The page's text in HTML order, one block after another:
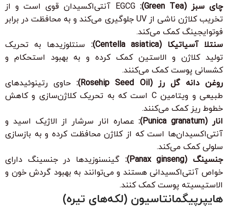
چای سبز (Green Tea):
EGCG آنتی‌اکسیدان قوی است و از
تخریب کلاژن ناشی از UV جلوگیری می‌کند و به محافظت در برابر
فوتوایجینگ کمک می‌کند.
سنتلا آسیاتیکا (Centella asiatica):
سنتلوزیدها به تحریک
تولید کلاژن و الاستین کمک کرده و به بهبود استحکام و
کشسانی پوست کمک می‌کنند.
روغن دانه گل رز (Rosehip Seed Oil):
حاوی رتینوئیدهای
طبیعی و ویتامین C است که به تحریک کلاژن‌سازی و کاهش
خطوط ریز کمک می‌کنند.
انار (Punica granatum):
عصاره انار سرشار از الاژیک اسید و
آنتی‌اکسیدان‌ها است که از کلاژن محافظت کرده و به بازسازی
سلولی کمک می‌کند.
جنسینگ (Panax ginseng):
گینسنوزیدها در جنسینگ دارای
خواص آنتی‌اکسیدانی هستند و می‌توانند به بهبود گردش خون و
الاستیسیته پوست کمک کنند.
هایپرپیگمانتاسیون (لکه‌های تیره)